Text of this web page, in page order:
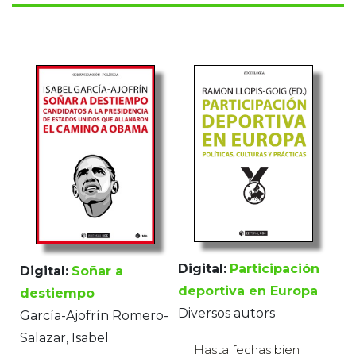
Digital: Soñar a
destiempo
García-Ajofrín Romero-
Salazar, Isabel
Digital: Participación
deportiva en Europa
Diversos autors
Hasta fechas bien